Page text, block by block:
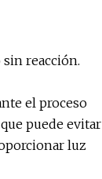
reacción.
el proceso
puede evitar
luz